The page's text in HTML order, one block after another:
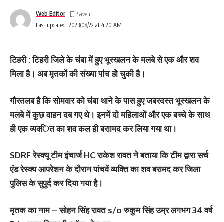
Last updated: 2023/08/22 at 4:20 AM
Web Editor
टिहरी : टिहरी जिले के चंबा में हुए भूस्‍खलन के मलबे से एक और शव
मिला है। अब मृतकों की संख्‍या पांच हाेे चुकी है।
गौरतलब है कि सोमवार को चंंबा थाने के पास हुए जबरदस्‍त भूस्‍खलन के
मलबे में कुछ वाहन दब गए थे। इनमें दो महिलाओं और एक बच्‍चे के साथ
ही एक व्‍यक्‍ित का शव कल ही बराामद कर लिया गया था।
SDRF रेस्क्यू टीम इंचार्ज HC राकेश रावत ने बताया कि टीम द्वारा सर्च
एंड रेस्क्य आपरेशन के दौरान पांचवें व्यक्ति का शव बरामद कर जिला
पुलिस के सुपुर्द कर दिया गया है।
मृतक का नाम – सोहन सिंह रावत s/o रुकुम सिंह उम्र लगभग 34 वर्ष